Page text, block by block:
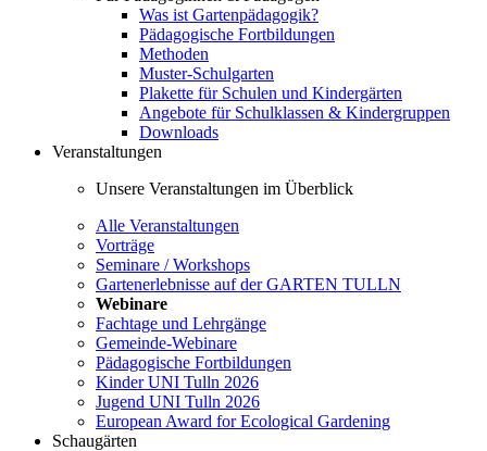
Was ist Gartenpädagogik?
Pädagogische Fortbildungen
Methoden
Muster-Schulgarten
Plakette für Schulen und Kindergärten
Angebote für Schulklassen & Kindergruppen
Downloads
Veranstaltungen
Unsere Veranstaltungen im Überblick
Alle Veranstaltungen
Vorträge
Seminare / Workshops
Gartenerlebnisse auf der GARTEN TULLN
Webinare
Fachtage und Lehrgänge
Gemeinde-Webinare
Pädagogische Fortbildungen
Kinder UNI Tulln 2026
Jugend UNI Tulln 2026
European Award for Ecological Gardening
Schaugärten